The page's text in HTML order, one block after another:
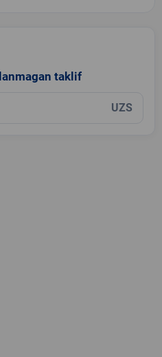
taklif
UZS